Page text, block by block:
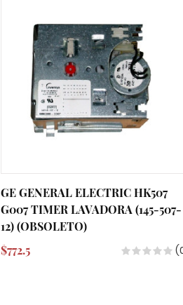
GE GENERAL ELECTRIC HK507
G007 TIMER LAVADORA (145-507-
12) (OBSOLETO)
$772.5